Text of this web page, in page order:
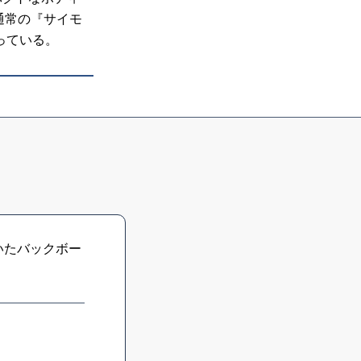
常の『サイモ
いる。
バックボー